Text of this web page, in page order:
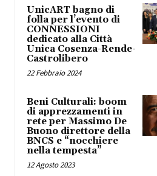
UnicART bagno di
folla per l’evento di
CONNESSIONI
dedicato alla Città
Unica Cosenza-Rende-
Castrolibero
22 Febbraio 2024
Beni Culturali: boom
di apprezzamenti in
rete per Massimo De
Buono direttore della
BNCS e “nocchiere
nella tempesta”
12 Agosto 2023